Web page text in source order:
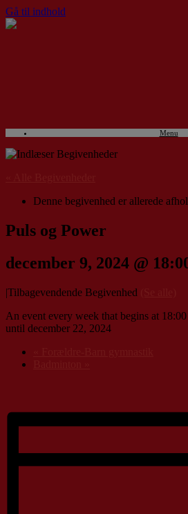
Gå til indhold
Menu
Denne begivenhed er allerede
Puls og Power
december 9, 2024 @
|Tilbagevendende Begivenhed
An event every week that begins at
until december 22, 2024